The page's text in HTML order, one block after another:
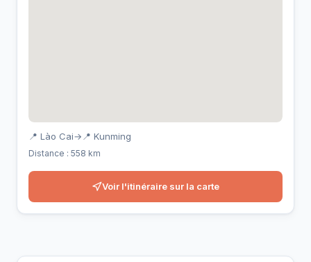
📍 Lào Cai→ 📍 Kunming
Distance : 558 km
Voir l'itinéraire sur la carte